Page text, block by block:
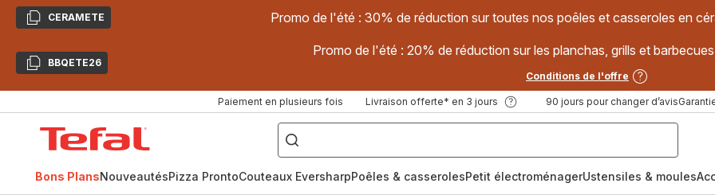
CopierCERAMETE Promo de l'été : 30% de réduction sur toutes nos poêles et casseroles en
CopierBBQETE26
Promo de l'été : 20% de réduction sur les planchas, grills et
Conditions de l'offre
Paiement en plusieurs fois Livraison offerte* en 3 jours 90 jours pour changer d’avis
["Poêles
inox,
Cake
Factory,
Bons PlansNouveautésPizza ProntoCouteaux EversharpPoêles & casserolesPetit électroménagerUstensiles & moules